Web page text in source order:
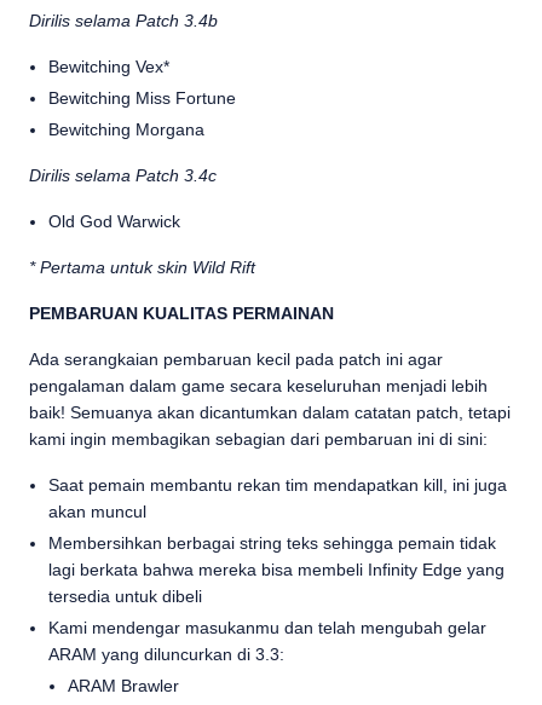
Dirilis selama Patch 3.4b
Bewitching Vex*
Bewitching Miss Fortune
Bewitching Morgana
Dirilis selama Patch 3.4c
Old God Warwick
* Pertama untuk skin Wild Rift
PEMBARUAN KUALITAS PERMAINAN
Ada serangkaian pembaruan kecil pada patch ini agar
pengalaman dalam game secara keseluruhan menjadi lebih
baik! Semuanya akan dicantumkan dalam catatan patch, tetapi
kami ingin membagikan sebagian dari pembaruan ini di sini:
Saat pemain membantu rekan tim mendapatkan kill, ini juga
akan muncul
Membersihkan berbagai string teks sehingga pemain tidak
lagi berkata bahwa mereka bisa membeli Infinity Edge yang
tersedia untuk dibeli
Kami mendengar masukanmu dan telah mengubah gelar
ARAM yang diluncurkan di 3.3:
ARAM Brawler